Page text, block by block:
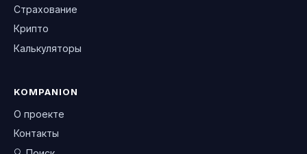
Страхование
Крипто
Калькуляторы
KOMPANION
О проекте
Контакты